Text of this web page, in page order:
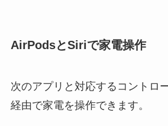
AirPodsとSiriで家電操作
次のアプリと対応するコントロ
経由で家電を操作できます。